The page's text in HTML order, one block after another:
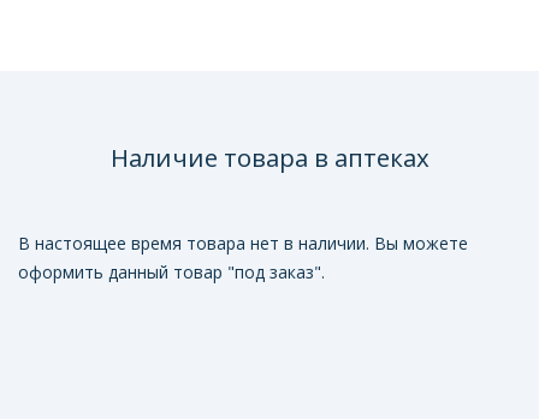
Наличие товара в аптеках
В настоящее время товара нет в наличии. Вы можете
оформить данный товар "под заказ".